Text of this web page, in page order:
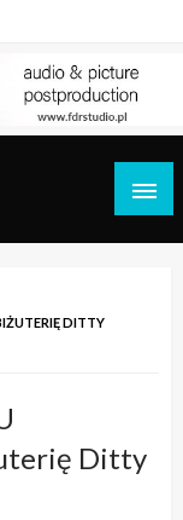
DITTY
Ditty